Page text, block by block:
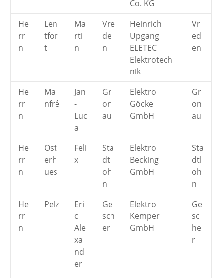
Co. KG
He
rr
n
Len
tfor
t
Ma
rti
n
Vre
de
n
Heinrich
Upgang
ELETEC
Elektrotech
nik
Vr
ed
en
He
rr
n
Ma
nfré
Jan
-
Luc
a
Gr
on
au
Elektro
Göcke
GmbH
Gr
on
au
He
rr
n
Ost
erh
ues
Feli
x
Sta
dtl
oh
n
Elektro
Becking
GmbH
Sta
dtl
oh
n
He
rr
n
Pelz
Eri
c
Ale
xa
nd
er
Ge
sch
er
Elektro
Kemper
GmbH
Ge
sc
he
r